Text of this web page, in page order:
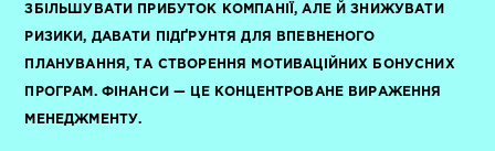
ЗБІЛЬШУВАТИ ПРИБУТОК КОМПАНІЇ, АЛЕ Й ЗНИЖУВАТИ
РИЗИКИ, ДАВАТИ ПІДҐРУНТЯ ДЛЯ ВПЕВНЕНОГО
ПЛАНУВАННЯ, ТА СТВОРЕННЯ МОТИВАЦІЙНИХ БОНУСНИХ
ПРОГРАМ. ФІНАНСИ — ЦЕ КОНЦЕНТРОВАНЕ ВИРАЖЕННЯ
МЕНЕДЖМЕНТУ.